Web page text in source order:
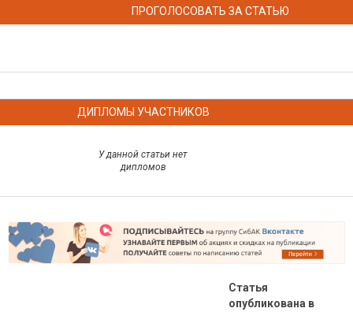
ПРОГОЛОСОВАТЬ ЗА СТАТЬЮ
ДИПЛОМЫ УЧАСТНИКОВ
У данной статьи нет
дипломов
Статья
опубликована в